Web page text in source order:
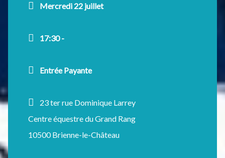
Mercredi 22 juillet
17:30 -
Entrée Payante
23 ter rue Dominique Larrey
Centre équestre du Grand Rang
10500 Brienne-le-Château